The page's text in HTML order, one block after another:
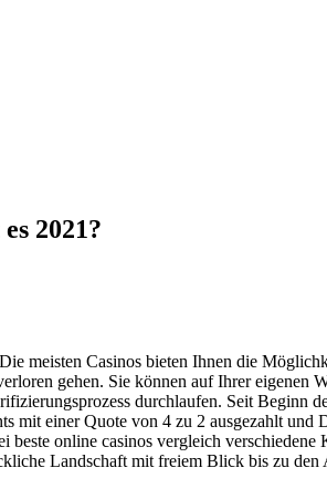
2021?
meisten Casinos bieten Ihnen die
gehen. Sie können auf Ihrer eigenen
durchlaufen. Seit Beginn
mit einer Quote von 4 zu 2 ausgezahlt und
online casinos vergleich verschiedene
Landschaft mit freiem Blick bis zu